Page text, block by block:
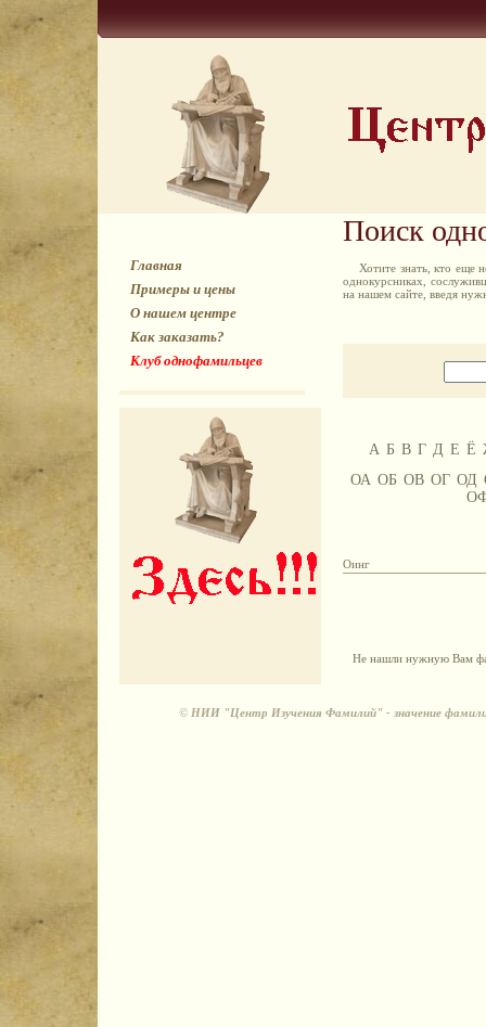
Главная
Примеры и цены
О нашем центре
Как заказать?
Клуб однофамильцев
Поиск
Хотите знать, кто еще
однокурсниках,
на нашем сайте, введя
А Б В Г Д Е Ё
ОА ОБ ОВ ОГ ОД
Оинг
Не нашли нужную Вам
© НИИ "Центр Изучения Фамилий" - значение